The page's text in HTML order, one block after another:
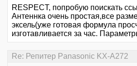
RESPECT, попробую поискать
Антеннка очень простая,все
эксель(уже готовая формула
изготавливается за час.
Re: Репитер Panasonic KX-A272